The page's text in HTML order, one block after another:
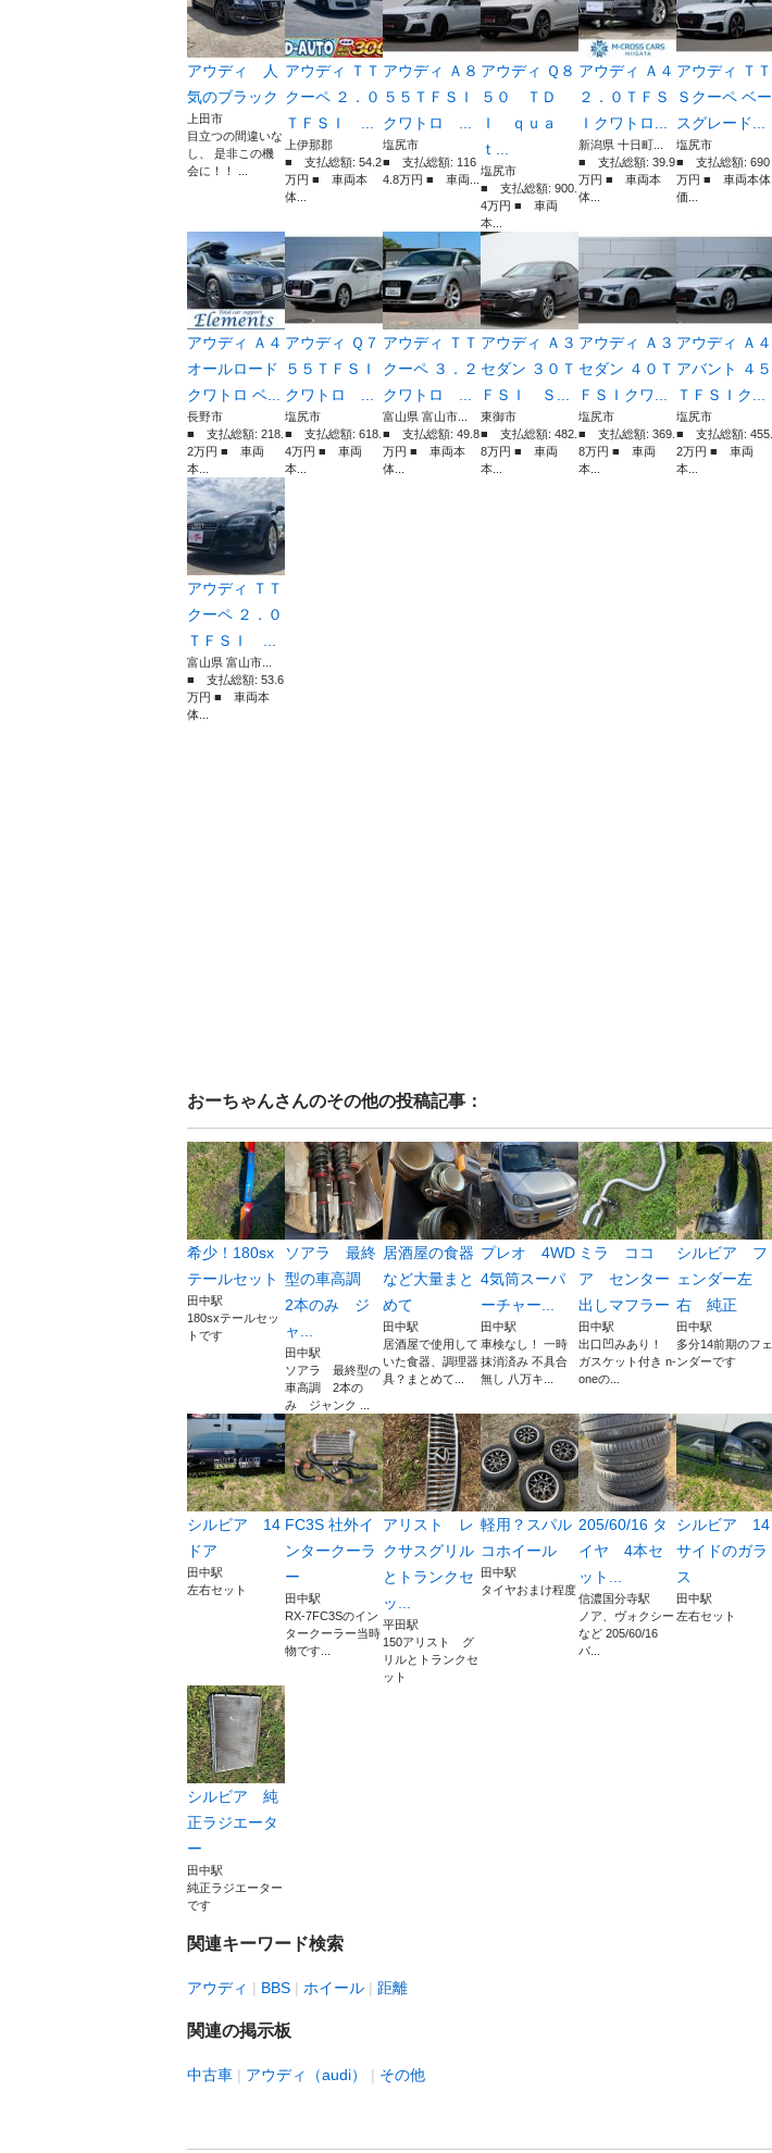
アウディ 人
気のブラック
上田市
目立つの間違いな
し、 是非この機
会に！！ ...
アウディ ＴＴ
クーペ ２．０
ＴＦＳＩ ...
上伊那郡
■ 支払総額: 54.2
万円 ■ 車両本
体...
アウディ Ａ８
５５ＴＦＳＩ
クワトロ ...
塩尻市
■ 支払総額: 116
4.8万円 ■ 車両...
アウディ Ｑ８
５０ ＴＤ
Ｉ ｑｕａ
ｔ...
塩尻市
■ 支払総額: 900.
4万円 ■ 車両
本...
アウディ Ａ４
２．０ＴＦＳ
Ｉクワトロ...
新潟県 十日町...
■ 支払総額: 39.9
万円 ■ 車両本
体...
アウディ ＴＴ
Ｓクーペ ベー
スグレード...
塩尻市
■ 支払総額: 690
万円 ■ 車両本体
価...
アウディ Ａ４
オールロード
クワトロ ベ...
長野市
■ 支払総額: 218.
2万円 ■ 車両
本...
アウディ Ｑ７
５５ＴＦＳＩ
クワトロ ...
塩尻市
■ 支払総額: 618.
4万円 ■ 車両
本...
アウディ ＴＴ
クーペ ３．２
クワトロ ...
富山県 富山市...
■ 支払総額: 49.8
万円 ■ 車両本
体...
アウディ Ａ３
セダン ３０Ｔ
ＦＳＩ Ｓ...
東御市
■ 支払総額: 482.
8万円 ■ 車両
本...
アウディ Ａ３
セダン ４０Ｔ
ＦＳＩクワ...
塩尻市
■ 支払総額: 369.
8万円 ■ 車両
本...
アウディ Ａ４
アバント ４５
ＴＦＳＩク...
塩尻市
■ 支払総額: 455.
2万円 ■ 車両
本...
アウディ ＴＴ
クーペ ２．０
ＴＦＳＩ ...
富山県 富山市...
■ 支払総額: 53.6
万円 ■ 車両本
体...
おーちゃんさんのその他の投稿記事：
希少！180sx
テールセット
田中駅
180sxテールセッ
トです
ソアラ 最終
型の車高調
2本のみ ジ
ャ...
田中駅
ソアラ 最終型の
車高調 2本の
み ジャンク ...
居酒屋の食器
など大量まと
めて
田中駅
居酒屋で使用して
いた食器、調理器
具？まとめて...
プレオ 4WD
4気筒スーパ
ーチャー...
田中駅
車検なし！ 一時
抹消済み 不具合
無し 八万キ...
ミラ ココ
ア センター
出しマフラー
田中駅
出口凹みあり！
ガスケット付き n-
oneの...
シルビア フ
ェンダー左
右 純正
田中駅
多分14前期のフェ
ンダーです
シルビア 14
ドア
田中駅
左右セット
FC3S 社外イ
ンタークーラ
ー
田中駅
RX-7FC3Sのイン
タークーラー当時
物です...
アリスト レ
クサスグリル
とトランクセ
ッ...
平田駅
150アリスト グ
リルとトランクセ
ット
軽用？スパル
コホイール
田中駅
タイヤおまけ程度
205/60/16 タ
イヤ 4本セ
ット...
信濃国分寺駅
ノア、ヴォクシー
など 205/60/16
バ...
シルビア 14
サイドのガラ
ス
田中駅
左右セット
シルビア 純
正ラジエータ
ー
田中駅
純正ラジエーター
です
関連キーワード検索
アウディ BBS ホイール 距離
関連の掲示板
中古車 アウディ（audi） その他